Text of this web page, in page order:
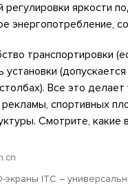
регулировки яркости
энергопотребление,
транспортировки
установки
Все это
спортивных
Смотрите,
экраны ITC –